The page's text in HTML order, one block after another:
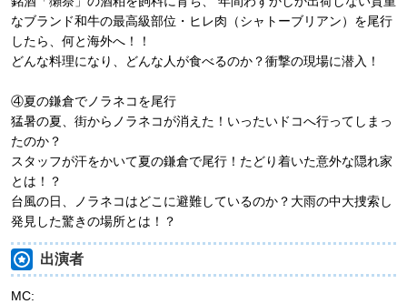
なブランド和牛の最高級部位・ヒレ肉（シャトーブリアン）を尾行
したら、何と海外へ！！
どんな料理になり、どんな人が食べるのか？衝撃の現場に潜入！
④夏の鎌倉でノラネコを尾行
猛暑の夏、街からノラネコが消えた！いったいドコへ行ってしまっ
たのか？
スタッフが汗をかいて夏の鎌倉で尾行！たどり着いた意外な隠れ家
とは！？
台風の日、ノラネコはどこに避難しているのか？大雨の中大捜索し
発見した驚きの場所とは！？
出演者
MC: